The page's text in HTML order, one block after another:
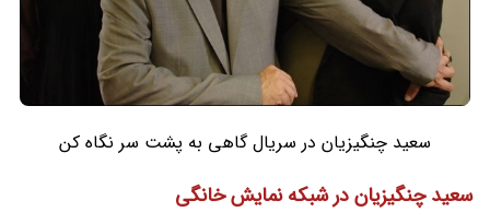
سعید چنگیزیان در سریال گاهی به پشت سر نگاه کن
سعید چنگیزیان در شبکه نمایش خانگی